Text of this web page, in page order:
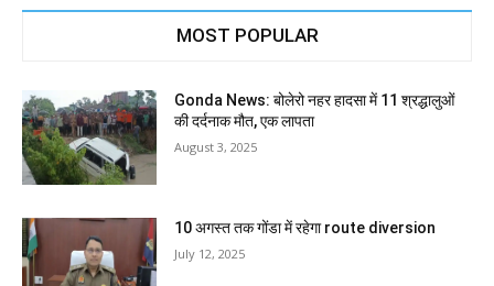
MOST POPULAR
Gonda News: बोलेरो नहर हादसा में 11 श्रद्धालुओं
की दर्दनाक मौत, एक लापता
August 3, 2025
10 अगस्त तक गोंडा में रहेगा route diversion
July 12, 2025